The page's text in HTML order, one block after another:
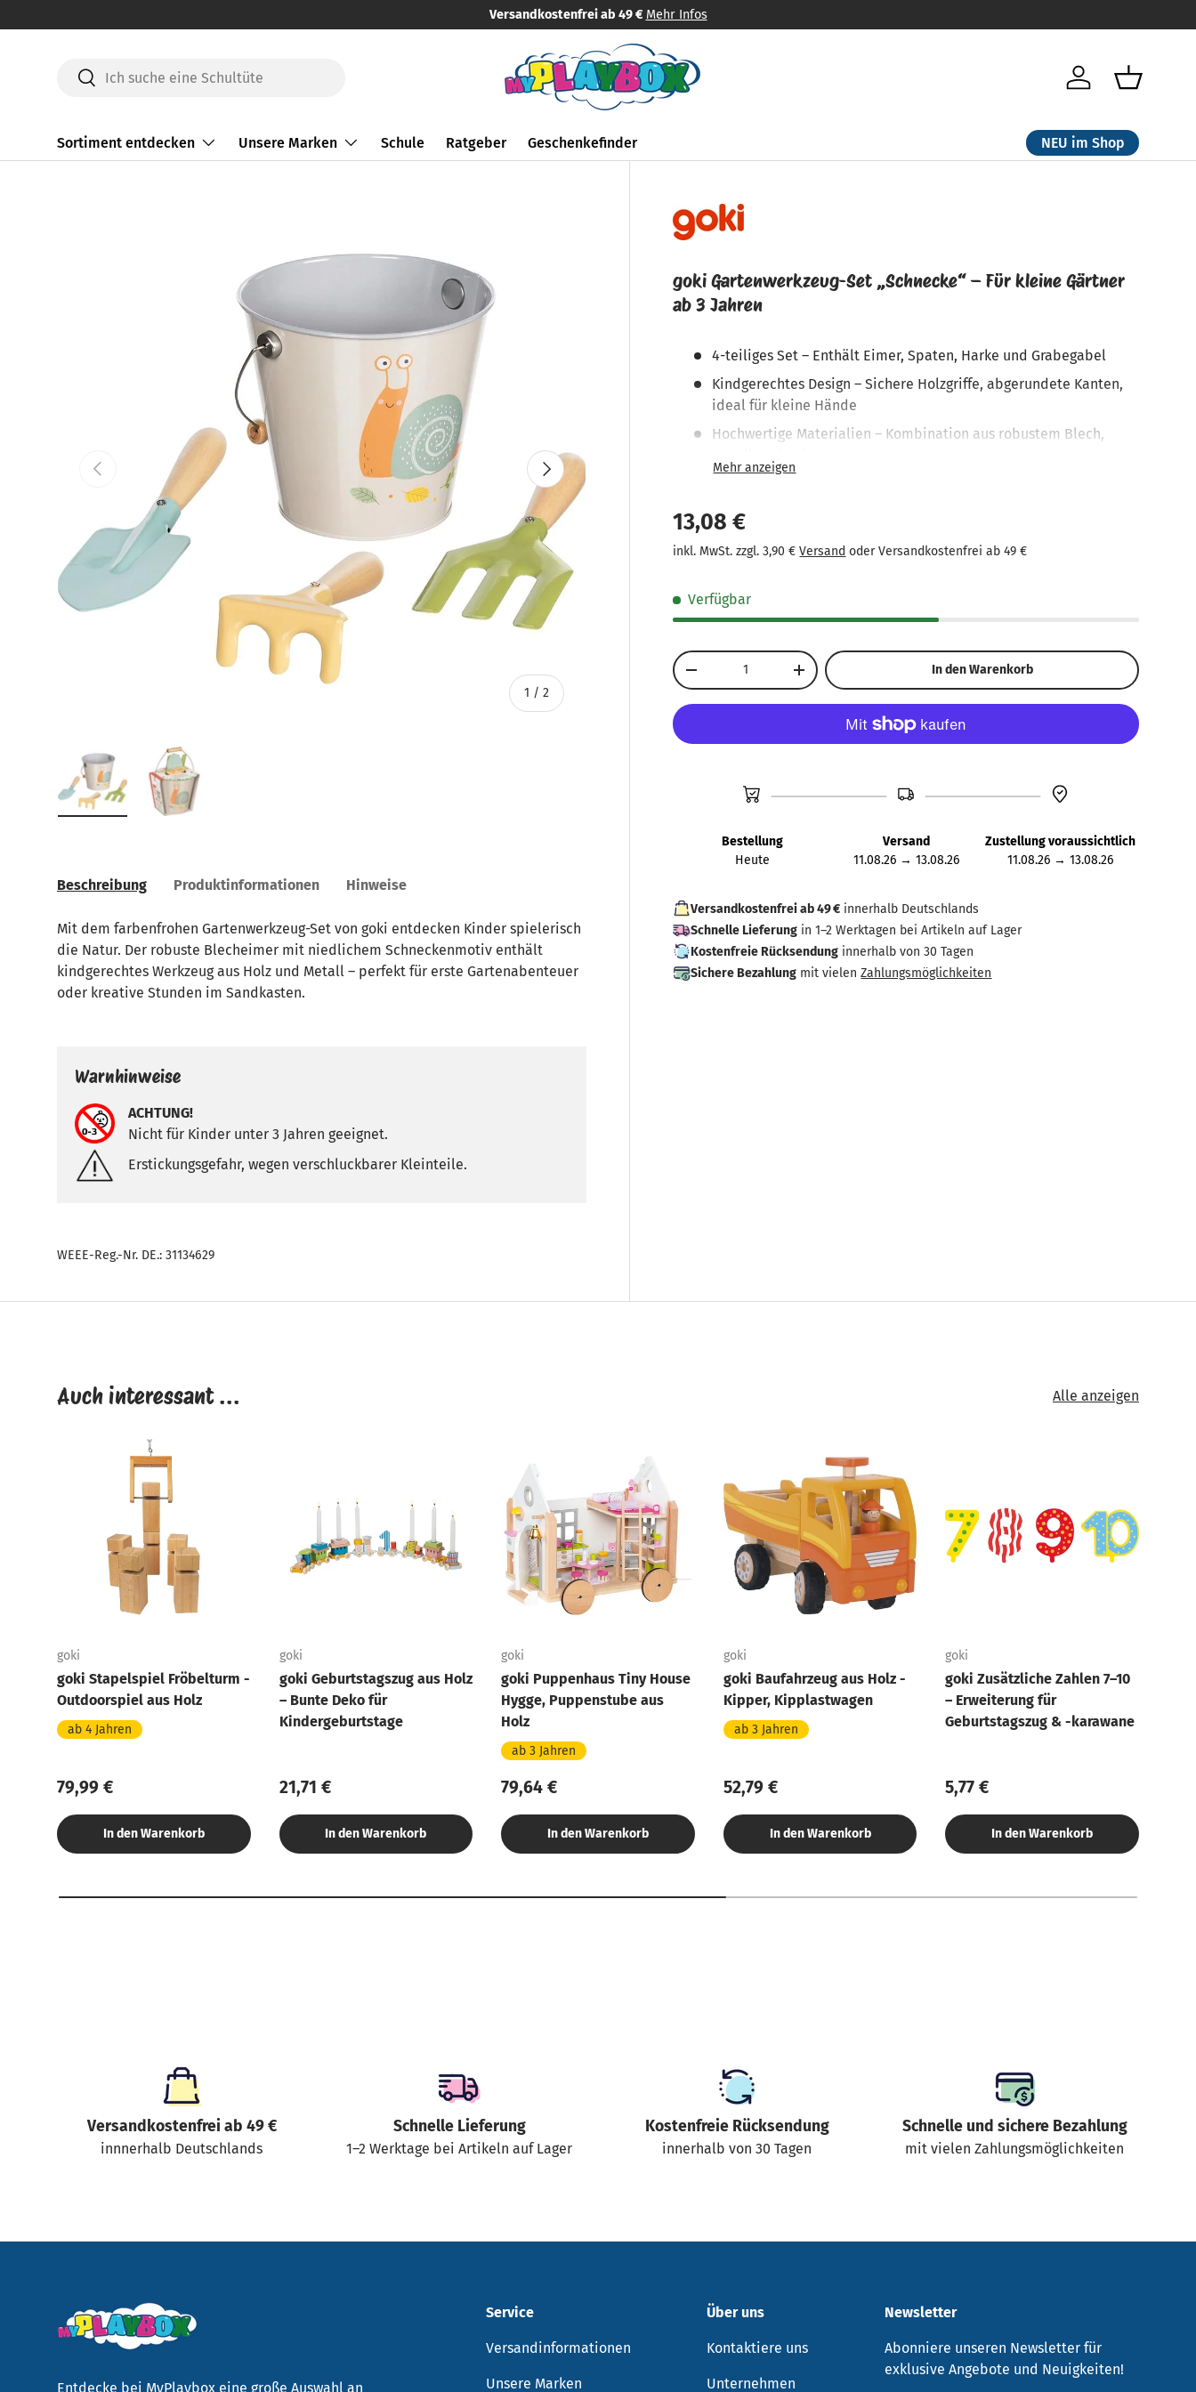
Direkt zum Inhalt
Schnelle Lieferung
SuchenSuchen
Einloggen
Sortiment entdecken Unsere Marken Schule Ratgeber Geschenkefinder NEU im Shop
Vorherige
1 /von
2
Nächste
goki Gartenwerkzeug-Set „Schnecke“ – Für kleine Gärtner
ab 3 Jahren
4-teiliges Set – Enthält Eimer, Spaten, Harke und Grabegabel
Kindgerechtes Design – Sichere Holzgriffe, abgerundete Kanten,
ideal für kleine Hände
Hochwertige Materialien – Kombination aus robustem Blech,
Plastikfrei & langlebig – Nachhaltiges Outdoor-Spielzeug für
Kinder ab 3 Jahren​
13,08 €
inkl. MwSt. zzgl. 3,90 €Versand oder Versandkostenfrei ab 49 €
Verfügbar
Anzahl
-
+ In den Warenkorb
Bestellung
Heute
Versand
11.08.26 → 13.08.26
Zustellung voraussichtlich
11.08.26 → 13.08.26
Versandkostenfrei ab 49 € innerhalb Deutschlands
Schnelle Lieferung in 1–2 Werktagen bei Artikeln auf Lager
Kostenfreie Rücksendung innerhalb von 30 Tagen
Sichere Bezahlung mit vielenZahlungsmöglichkeiten
Beschreibung Produktinformationen Hinweise
Mit dem farbenfrohen Gartenwerkzeug-Set von goki entdecken Kinder spielerisch
die Natur. Der robuste Blecheimer mit niedlichem Schneckenmotiv enthält
kindgerechtes Werkzeug aus Holz und Metall – perfekt für erste Gartenabenteuer
oder kreative Stunden im Sandkasten.
Warnhinweise
ACHTUNG!
Nicht für Kinder unter 3 Jahren geeignet.
Erstickungsgefahr, wegen verschluckbarer Kleinteile.
WEEE-Reg.-Nr. DE.: 31134629
Auch interessant ... Alle anzeigen
goki
goki Stapelspiel Fröbelturm -
Outdoorspiel aus Holz
ab 4 Jahren
79,99 €
In den Warenkorb
goki
goki Geburtstagszug aus Holz
– Bunte Deko für
Kindergeburtstage
21,71 €
In den Warenkorb
goki
goki Puppenhaus Tiny House
Hygge, Puppenstube aus
Holz
ab 3 Jahren
79,64 €
In den Warenkorb
goki
goki Baufahrzeug aus Holz -
Kipper, Kipplastwagen
ab 3 Jahren
52,79 €
In den Warenkorb
goki
goki Zusätzliche Zahlen 7–10
– Erweiterung für
Geburtstagszug & -karawane
5,77 €
In den Warenkorb
Versandkostenfrei ab 49 €
innnerhalb Deutschlands
Schnelle Lieferung
1–2 Werktage bei Artikeln auf Lager
Kostenfreie Rücksendung
innerhalb von 30 Tagen
Schnelle und sichere Bezahlung
mit vielen Zahlungsmöglichkeiten
Entdecke bei MyPlaybox eine große Auswahl an
Service
Versandinformationen
Unsere Marken
Über uns
Kontaktiere uns
Unternehmen
Newsletter
Abonniere unseren Newsletter für
exklusive Angebote und Neuigkeiten!